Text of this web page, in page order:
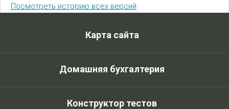
Посмотреть историю всех версий
Карта сайта
Домашняя бухгалтерия
Конструктор тестов